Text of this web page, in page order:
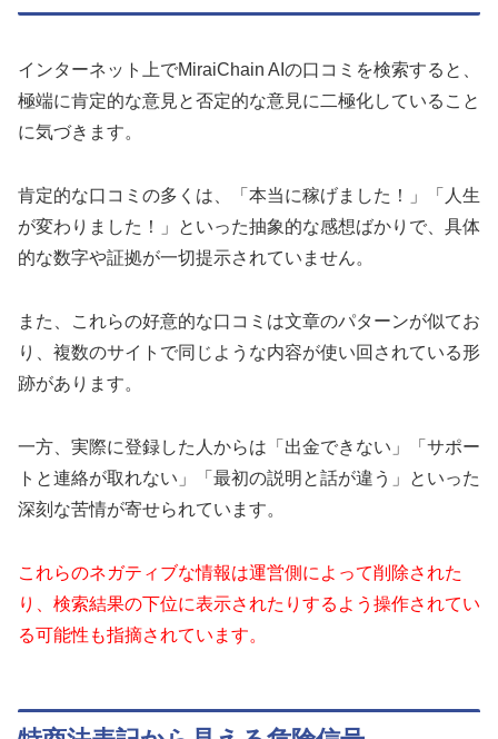
インターネット上でMiraiChain AIの口コミを検索すると、
極端に肯定的な意見と否定的な意見に二極化していること
に気づきます。
肯定的な口コミの多くは、「本当に稼げました！」「人生
が変わりました！」といった抽象的な感想ばかりで、具体
的な数字や証拠が一切提示されていません。
また、これらの好意的な口コミは文章のパターンが似てお
り、複数のサイトで同じような内容が使い回されている形
跡があります。
一方、実際に登録した人からは「出金できない」「サポー
トと連絡が取れない」「最初の説明と話が違う」といった
深刻な苦情が寄せられています。
これらのネガティブな情報は運営側によって削除された
り、検索結果の下位に表示されたりするよう操作されてい
る可能性も指摘されています。